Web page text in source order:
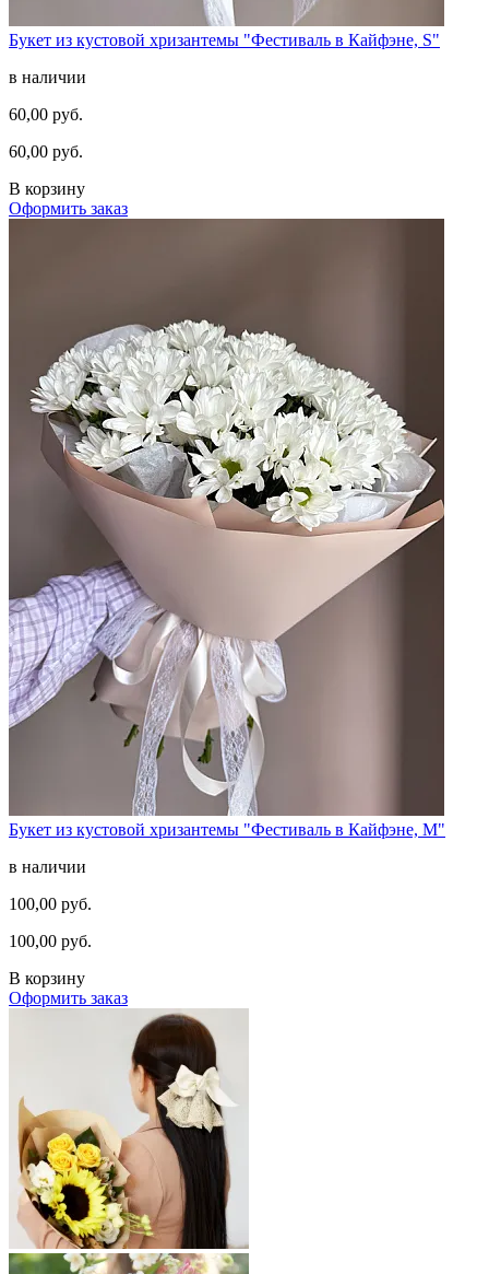
Букет из кустовой хризантемы "Фестиваль в Кайфэне, S"
в наличии
60,00 руб.
60,00 руб.
В корзину
Оформить заказ
Букет из кустовой хризантемы "Фестиваль в Кайфэне, M"
в наличии
100,00 руб.
100,00 руб.
В корзину
Оформить заказ